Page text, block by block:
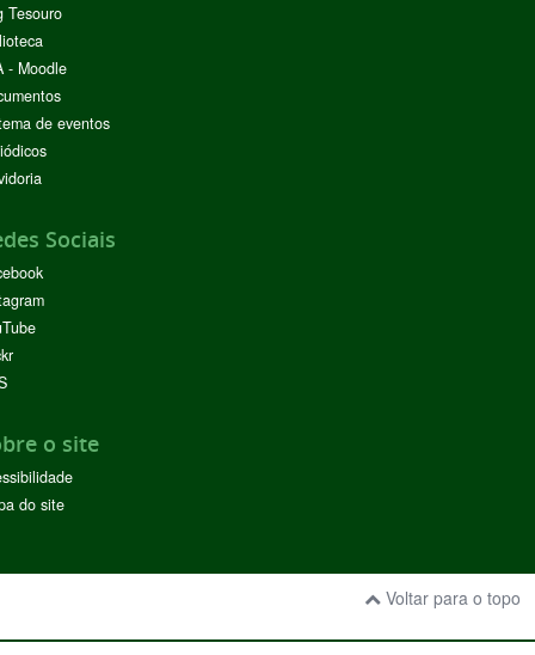
Tesouro
- Moodle
de eventos
Sociais
o site
do site
Voltar para o topo